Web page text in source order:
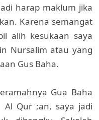
harap maklum jika
Karena semangat
alih kesukaan saya
Nursalim atau yang
Gus Baha.
Gua Baha
Qur ;an, saya jadi